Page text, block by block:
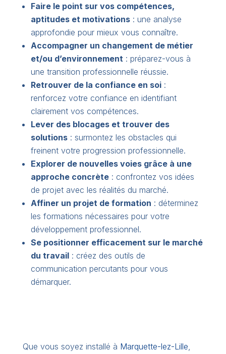
Faire le point sur vos compétences,
aptitudes et motivations: une analyse
approfondie pour mieux vous connaître.
Accompagner un changement de métier
et/ou d’environnement : préparez-vous à
une transition professionnelle réussie.
Retrouver de la confiance en soi:
renforcez votre confiance en identifiant
clairement vos compétences.
Lever des blocages et trouver des
solutions: surmontez les obstacles qui
freinent votre progression professionnelle.
Explorer de nouvelles voies grâce à une
approche concrète: confrontez vos idées
de projet avec les réalités du marché.
Affiner un projet de formation : déterminez
les formations nécessaires pour votre
développement professionnel.
Se positionner efficacement sur le marché
du travail: créez des outils de
communication percutants pour vous
démarquer.
Que vous soyez installé à Marquette-lez-Lille